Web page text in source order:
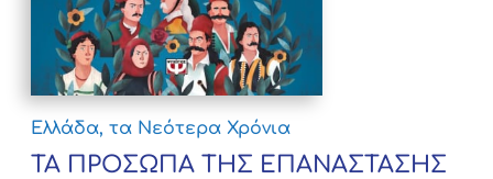
Ελλάδα, τα Νεότερα Χρόνια
ΤΑ ΠΡΟΣΩΠΑ ΤΗΣ ΕΠΑΝΑΣΤΑΣΗΣ